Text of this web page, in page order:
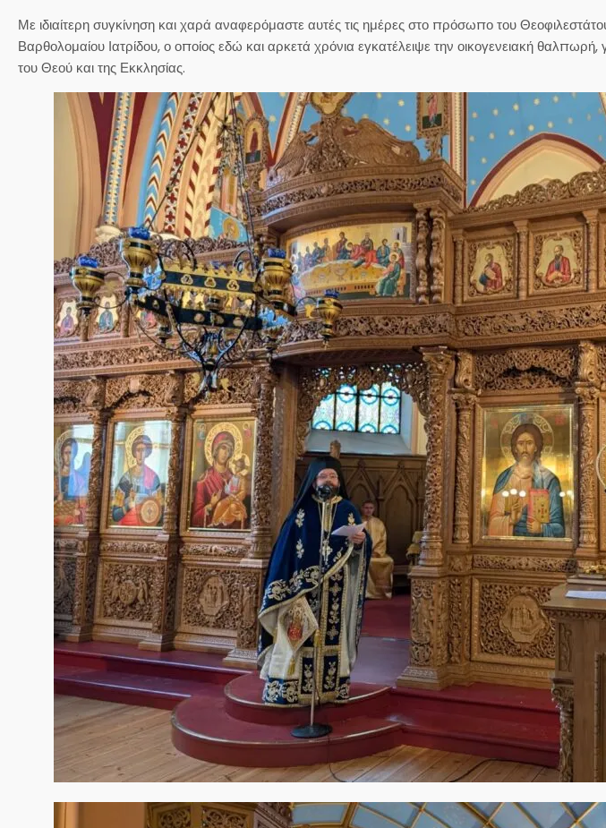
Με ιδιαίτερη συγκίνηση και χαρά αναφερόμαστε αυτές τις ημέρες στο πρόσωπο του
Βαρθολομαίου Ιατρίδου, ο οποίος εδώ και αρκετά χρόνια εγκατέλειψε την οικογενειακή
του Θεού και της Εκκλησίας.